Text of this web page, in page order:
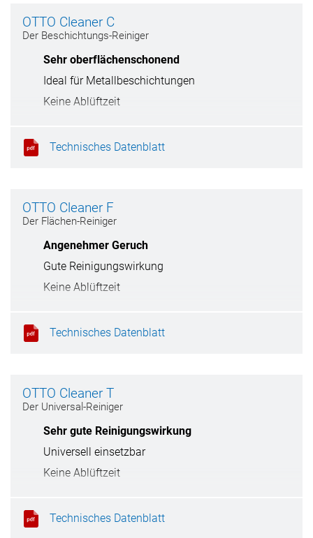
OTTO Cleaner C
Der Beschichtungs-Reiniger
Sehr oberflächenschonend
Ideal für Metallbeschichtungen
Keine Ablüftzeit
Technisches Datenblatt
OTTO Cleaner F
Der Flächen-Reiniger
Angenehmer Geruch
Gute Reinigungswirkung
Keine Ablüftzeit
Technisches Datenblatt
OTTO Cleaner T
Der Universal-Reiniger
Sehr gute Reinigungswirkung
Universell einsetzbar
Keine Ablüftzeit
Technisches Datenblatt